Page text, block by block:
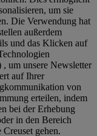
um sie
Die Verwendung hat
außerdem
und das Klicken auf
um unsere Newsletter
auf Ihrer
von
erteilen, indem
bei der Erhebung
in den Bereich
gehen.